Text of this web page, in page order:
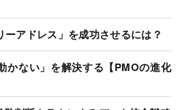
アドレス」を成功させるには？
かない」を解決する【PMOの進化